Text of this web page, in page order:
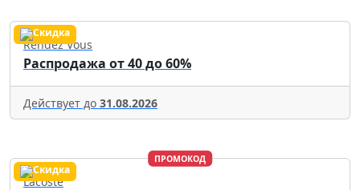
Rendez Vous
Распродажа от 40 до 60%
Действует до 31.08.2026
ПРОМОКОД
Lacoste